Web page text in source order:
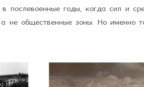
годы, когда сил и
не общественные зоны. Но именно